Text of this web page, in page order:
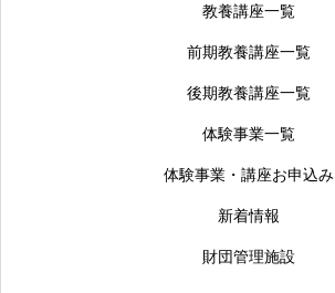
教養講座一覧
前期教養講座一覧
後期教養講座一覧
体験事業一覧
体験事業・講座お申込み
新着情報
財団管理施設